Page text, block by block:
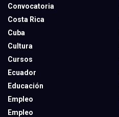
Convocatoria
Costa Rica
Cuba
Cultura
Cursos
Ecuador
Educación
Empleo
Empleo